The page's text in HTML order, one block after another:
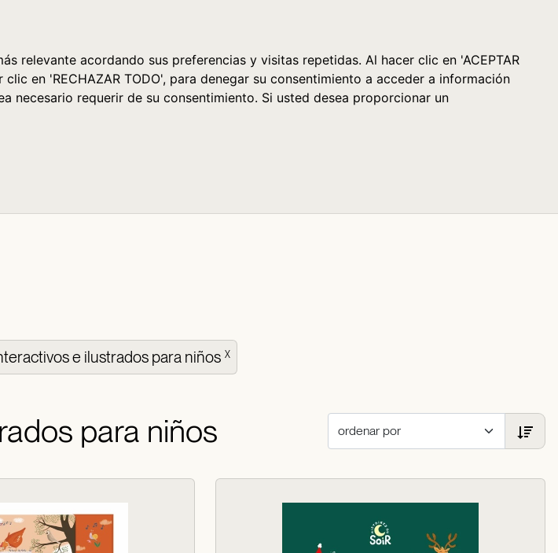
relevante acordando sus preferencias y visitas repetidas. Al hacer clic en 'ACEPTAR
en 'RECHAZAR TODO', para denegar su consentimiento a acceder a información
necesario requerir de su consentimiento. Si usted desea proporcionar un
e ilustrados para niños X
para niños